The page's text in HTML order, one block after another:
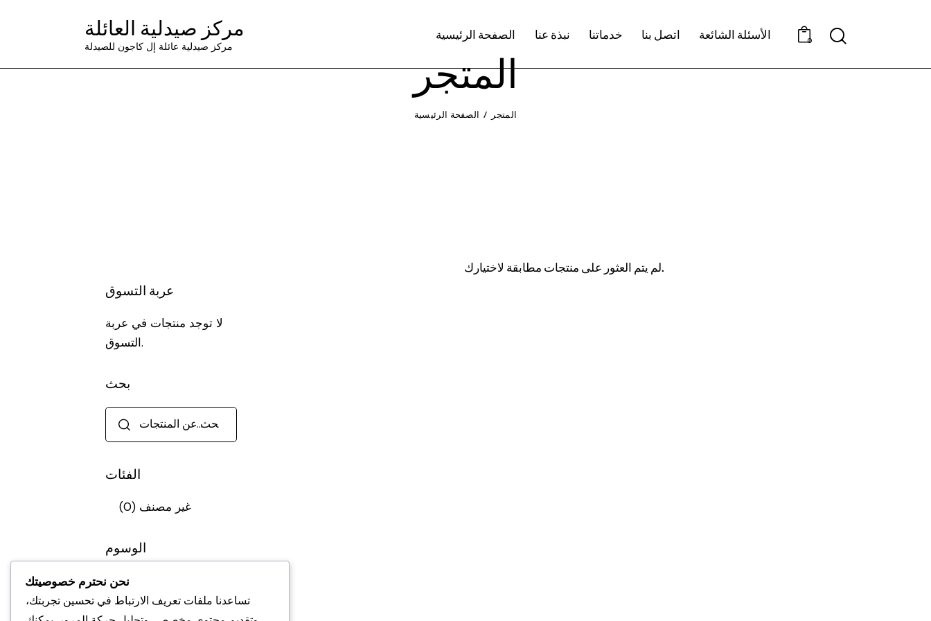
مركز صيدلية العائلة
مركز صيدلية عائلة إل كاجون للصيدلة
الصفحة الرئيسية نبذة عنا خدماتنا اتصل بنا الأسئلة الشائعة 0 بحث
المتجر
الصفحة الرئيسية المتجر
لم يتم العثور على منتجات مطابقة لاختيارك.
عربة التسوق
لا توجد منتجات في عربة
التسوق.
بحث
الفئات
غير مصنف (0)
الوسوم
نحن نحترم خصوصيتك
تساعدنا ملفات تعريف الارتباط في تحسين تجربتك،